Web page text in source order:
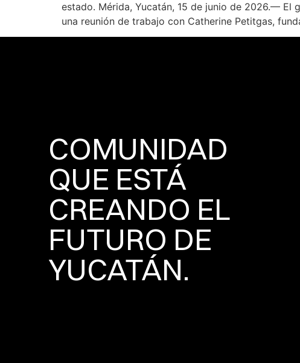
estado. Mérida, Yucatán, 15 de junio de 2026.— El
una reunión de trabajo con Catherine Petitgas,
COMUNIDAD
QUE ESTÁ
CREANDO EL
FUTURO DE
YUCATÁN.